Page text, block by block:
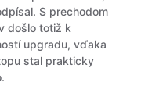
S prechodom
došlo totiž k
upgradu, vďaka
stal prakticky